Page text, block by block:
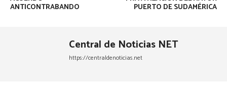
ANTICONTRABANDO PUERTO DE SUDAMÉRICA
Central de Noticias NET
https://centraldenoticias.net